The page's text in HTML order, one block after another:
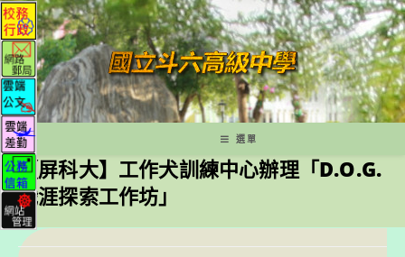
跳
轉
至
主
要
內
容
選單
【屏科大】工作犬訓練中心辦理「D.O.G.
職涯探索工作坊」